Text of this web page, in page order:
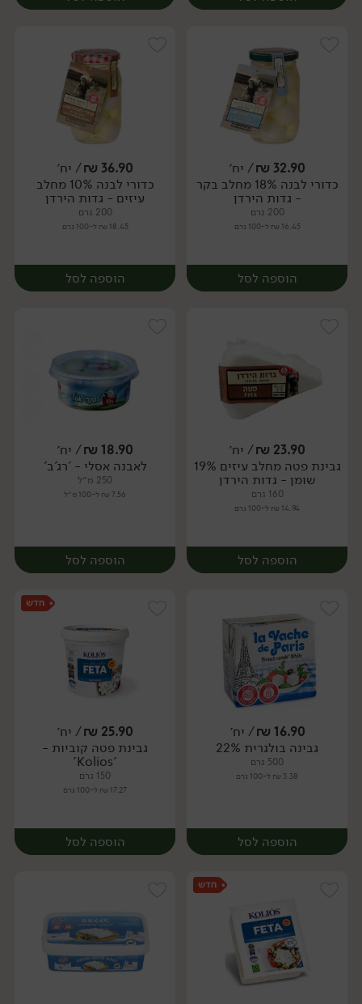
יח׳ יח׳
32.90
₪/ יח׳
כדורי לבנה 18% מחלב בקר
- גדות הירדן
200 גרם
16.45 ₪ ל-100 גרם
הוספה לסל
יח׳
36.90
₪/ יח׳
כדורי לבנה 10% מחלב
עיזים - גדות הירדן
200 גרם
18.45 ₪ ל-100 גרם
הוספה לסל
יח׳
23.90
₪/ יח׳
גבינת פטה מחלב עיזים 19%
שומן - גדות הירדן
160 גרם
14.94 ₪ ל-100 גרם
הוספה לסל
יח׳
18.90
₪/ יח׳
לאבנה אסלי - 'רג'ב'
250 מ״ל
7.56 ₪ ל-100 מ״ל
הוספה לסל
יח׳
16.90
₪/ יח׳
גבינה בולגרית 22%
500 גרם
3.38 ₪ ל-100 גרם
הוספה לסל
25.90
₪/ יח׳
גבינת פטה קוביות -
'Kolios'
150 גרם
17.27 ₪ ל-100 גרם
הוספה לסל